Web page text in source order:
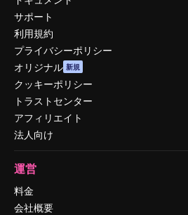
サポート
利用規約
プライバシーポリシー
オリジナル 新規
クッキーポリシー
トラストセンター
アフィリエイト
法人向け
運営
料金
会社概要